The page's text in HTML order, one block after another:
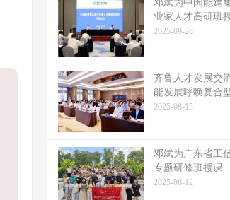
邓斌为中国能建
业家人才高研班
2025-09-28
齐鲁人才发展交
能发展呼唤复合
2025-08-15
邓斌为广东省工
专题研修班授课
2025-08-12